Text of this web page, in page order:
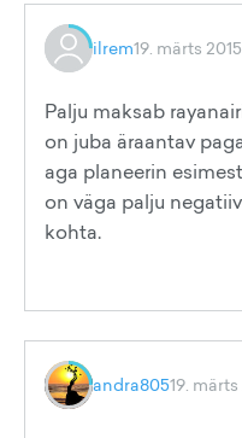
ilrem19. märts 2015
Palju maksab
on juba äraantav
aga planeerin
on väga palju
kohta.
andra80519. märts